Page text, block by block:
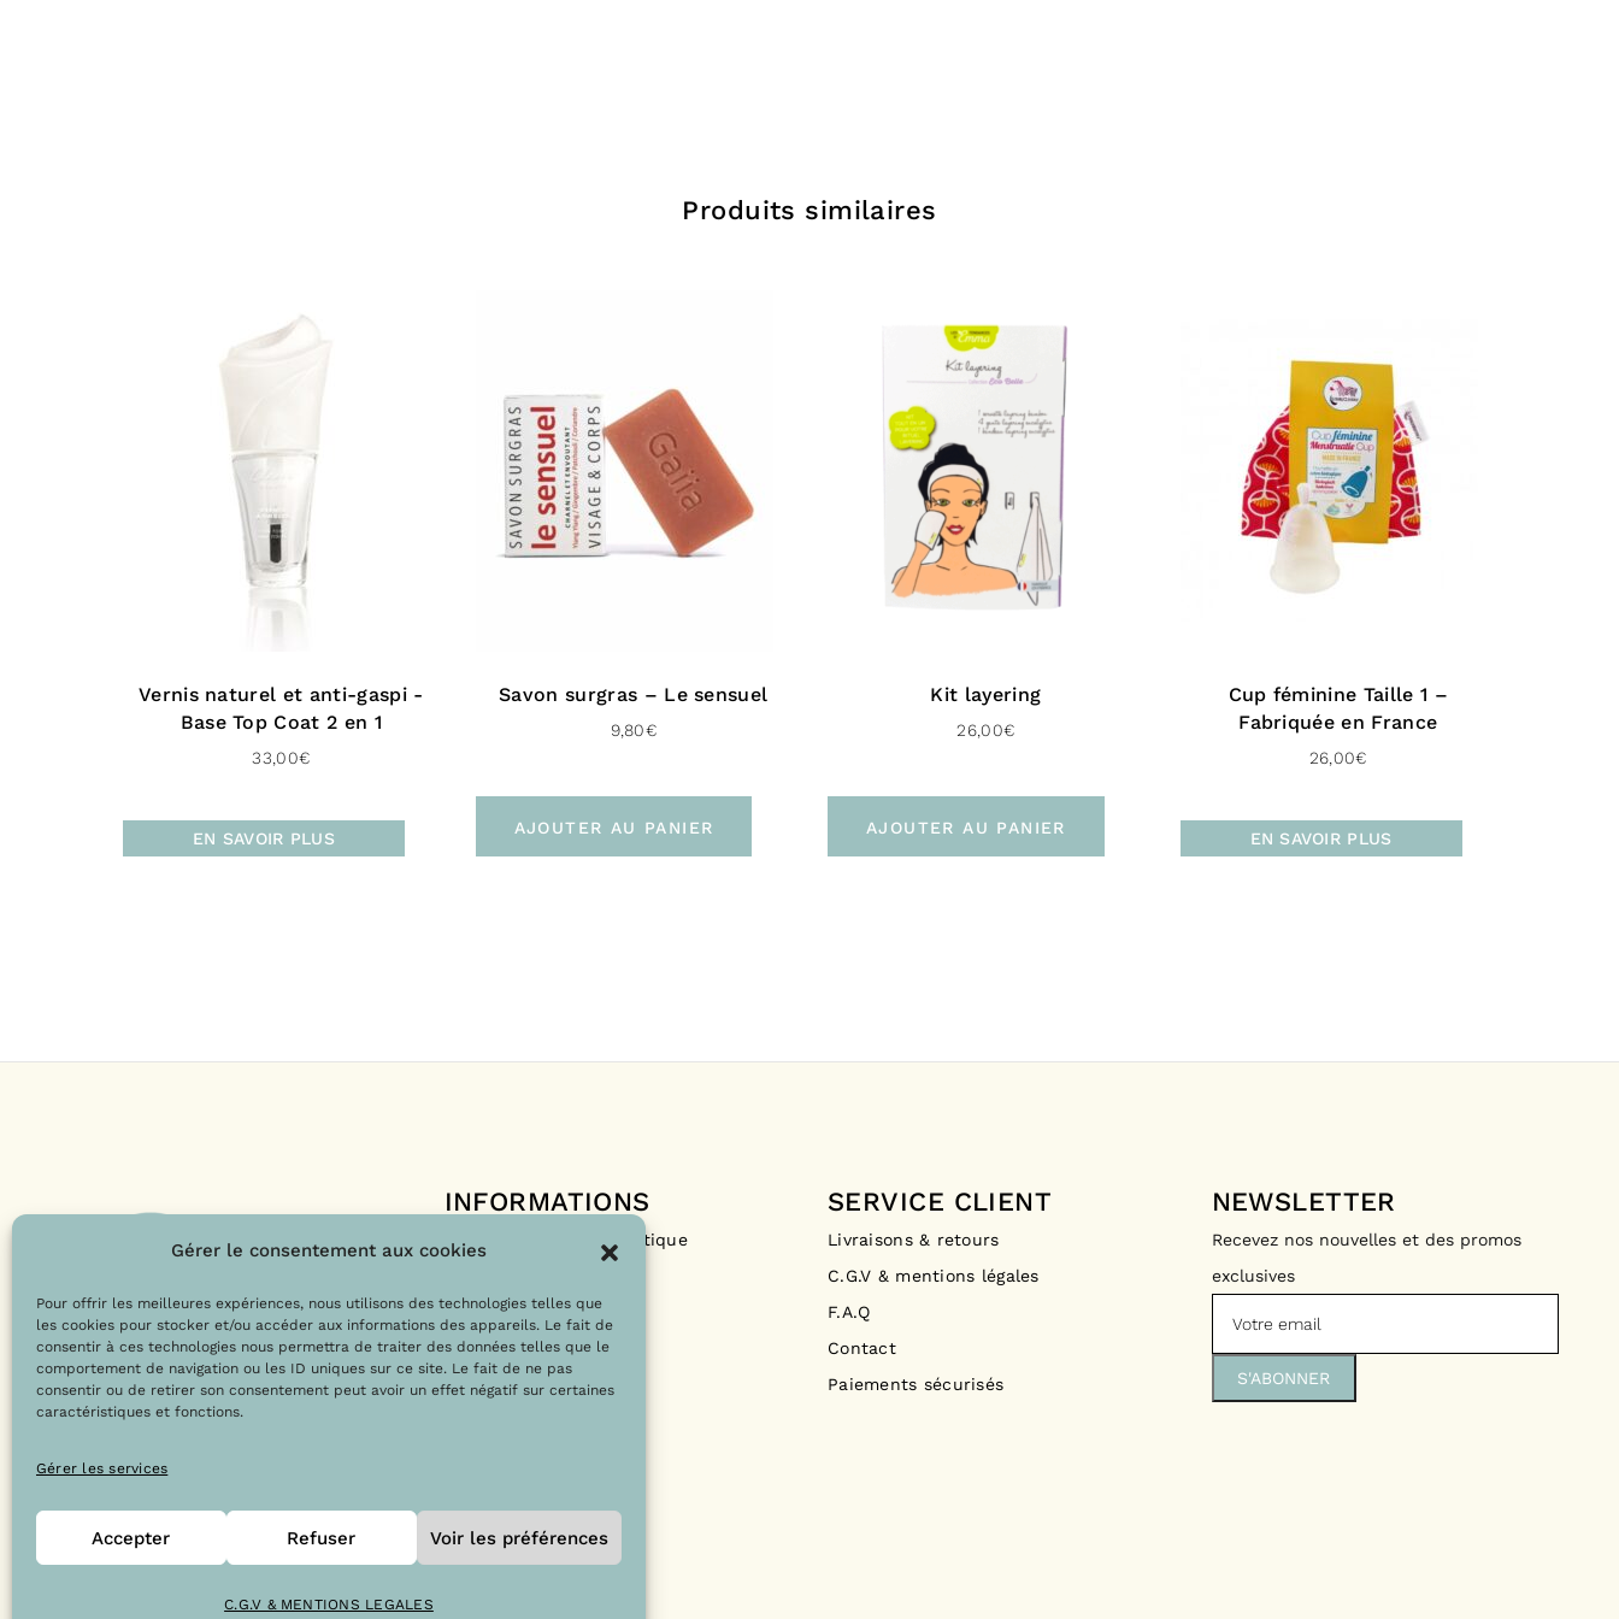
Gérer le consentement aux cookies
Pour offrir les meilleures expériences, nous utilisons des technologies telles que
les cookies pour stocker et/ou accéder aux informations des appareils. Le fait de
consentir à ces technologies nous permettra de traiter des données telles que le
comportement de navigation ou les ID uniques sur ce site. Le fait de ne pas
consentir ou de retirer son consentement peut avoir un effet négatif sur certaines
caractéristiques et fonctions.
Gérer les services
Accepter Refuser Voir les préférences
C.G.V & MENTIONS LEGALES
antiseptiques
L’hydroxyde de magnésium :
Connu pour être un
désodorisant corporel naturel. Il est naturel et aussi non
irritant pour la peau
Vitamine E :
Elle va permettre de lisser et assouplir la
peau
Le déodorant peaux sensibles est sans :
Conservateur
Parabène
Phtalate
Pour la France :
En point relais (Mondial Relay – 3 à 4 jours)
À domicile sans signature (Colissimo Access – 48H)
À domicile avec signature (Colissimo Expert – 48H)
Livraison gratuite en click & collect à la boutique
Produits similaires
Vernis naturel et anti-gaspi -
Base Top Coat 2 en 1
33,00€
EN SAVOIR PLUS
Savon surgras – Le sensuel
9,80€
AJOUTER AU PANIER
Kit layering
26,00€
AJOUTER AU PANIER
Cup féminine Taille 1 –
Fabriquée en France
26,00€
EN SAVOIR PLUS
@Copyright 2023 – Drops la boutique
INFORMATIONS
Le projet Drops La Boutique
Les labels
Le blog
SERVICE CLIENT
Livraisons & retours
C.G.V & mentions légales
F.A.Q
Contact
Paiements sécurisés
NEWSLETTER
Recevez nos nouvelles et des promos
exclusives